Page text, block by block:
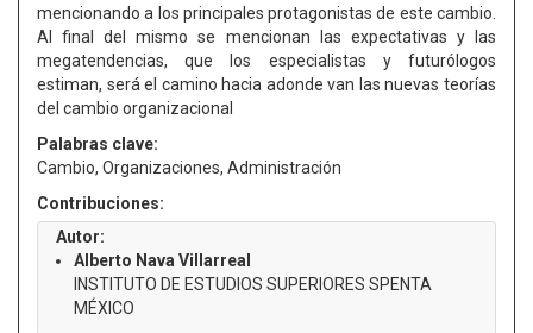
mencionando a los principales protagonistas de este cambio.
Al final del mismo se mencionan las expectativas y las
megatendencias, que los especialistas y futurólogos
estiman, será el camino hacia adonde van las nuevas teorías
del cambio organizacional
Palabras clave:
Cambio, Organizaciones, Administración
Contribuciones:
Autor:
Alberto Nava Villarreal
INSTITUTO DE ESTUDIOS SUPERIORES SPENTA
MÉXICO